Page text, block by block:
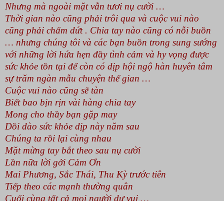
Nhưng mà ngoài mặt vẫn tươi nụ cười …
Thời gian nào cũng phải trôi qua và cuộc vui nào
cũng phải chấm dứt . Chia tay nào cũng có nỗi buồn
… nhưng chúng tôi và các bạn buồn trong sung sướng
với những lời hứa hẹn đầy tình cảm và hy vọng được
sức khỏe tồn tại để còn có dịp hội ngộ hàn huyên tâm
sự trăm ngàn mẫu chuyện thế gian …
Cuộc vui nào cũng sẽ tàn
Biết bao bịn rịn vài hàng chia tay
Mong cho thầy bạn gặp may
Dồi dào sức khỏe dịp này năm sau
Chúng ta rồi lại cùng nhau
Mặt mừng tay bắt theo sau nụ cười
Lần nữa lời gởi Cảm Ơn
Mai Phương, Sắc Thái, Thu Kỳ trước tiên
Tiếp theo các mạnh thường quân
Cuối cùng tất cả moị người dự vui …